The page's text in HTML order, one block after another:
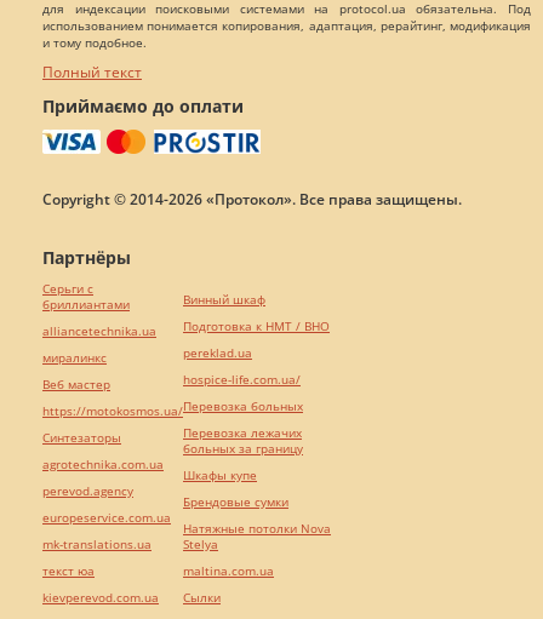
для индексации поисковыми системами на protocol.ua обязательна. Под
использованием понимается копирования, адаптация, рерайтинг, модификация
и тому подобное.
Полный текст
Приймаємо до оплати
Copyright © 2014-2026 «Протокол». Все права защищены.
Партнёры
Серьги с
бриллиантами
alliancetechnika.ua
миралинкс
Веб мастер
https://motokosmos.ua/
Синтезаторы
agrotechnika.com.ua
perevod.agency
europeservice.com.ua
mk-translations.ua
текст юа
kievperevod.com.ua
Винный шкаф
Подготовка к НМТ / ВНО
pereklad.ua
hospice-life.com.ua/
Перевозка больных
Перевозка лежачих
больных за границу
Шкафы купе
Брендовые сумки
Натяжные потолки Nova
Stelya
maltina.com.ua
Cылки